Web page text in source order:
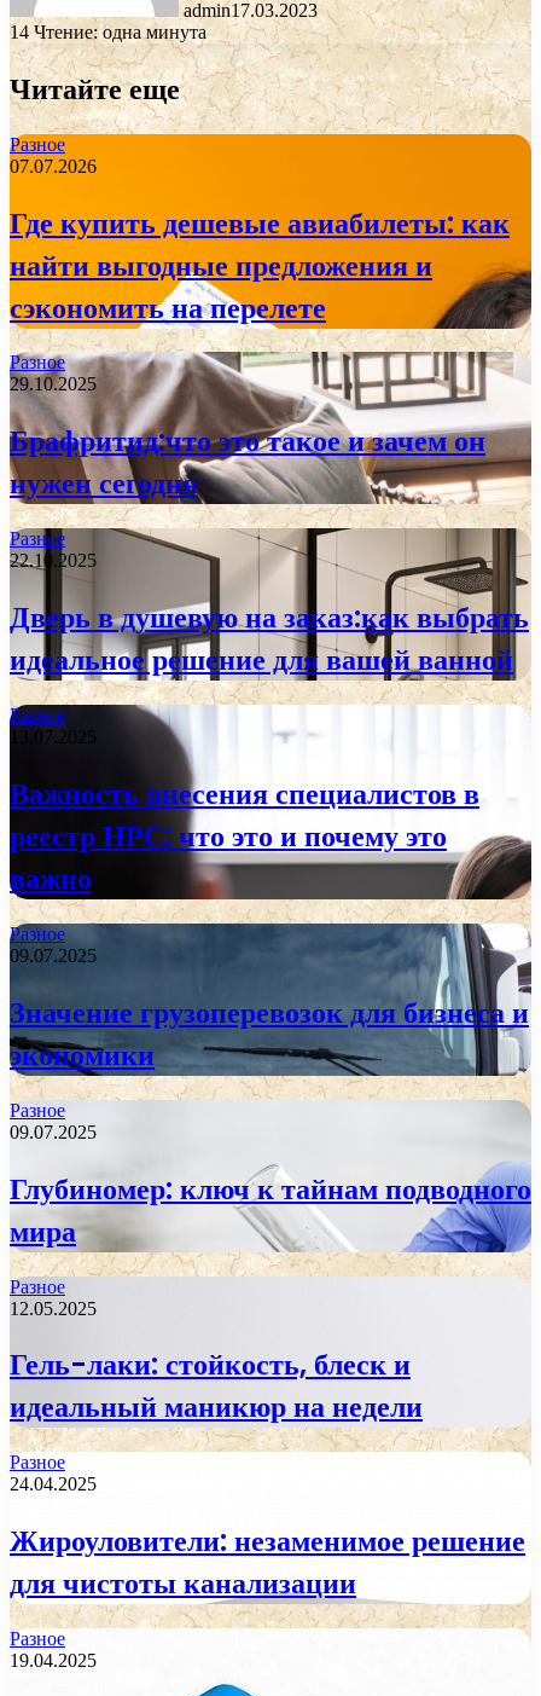
admin17.03.2023
14 Чтение: одна минута
Читайте еще
Разное
07.07.2026
Где купить дешевые авиабилеты: как
найти выгодные предложения и
сэкономить на перелете
Разное
29.10.2025
Брафритид:что это такое и зачем он
нужен сегодня
Разное
22.10.2025
Дверь в душевую на заказ:как выбрать
идеальное решение для вашей ванной
Разное
13.07.2025
Важность внесения специалистов в
реестр НРС: что это и почему это
важно
Разное
09.07.2025
Значение грузоперевозок для бизнеса и
экономики
Разное
09.07.2025
Глубиномер: ключ к тайнам подводного
мира
Разное
12.05.2025
Гель-лаки: стойкость, блеск и
идеальный маникюр на недели
Разное
24.04.2025
Жироуловители: незаменимое решение
для чистоты канализации
Разное
19.04.2025